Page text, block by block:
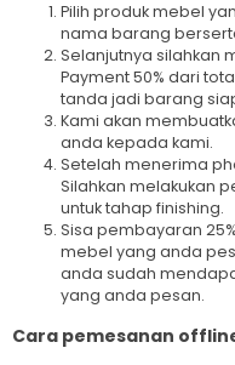
Pilih produk mebel
nama barang
Selanjutnya silahkan
Payment 50% dari
tanda jadi barang
Kami akan
anda kepada kami.
Setelah menerima
Silahkan melakukan
untuk tahap finishing.
Sisa pembayaran
mebel yang anda
anda sudah
yang anda pesan.
Cara pemesanan